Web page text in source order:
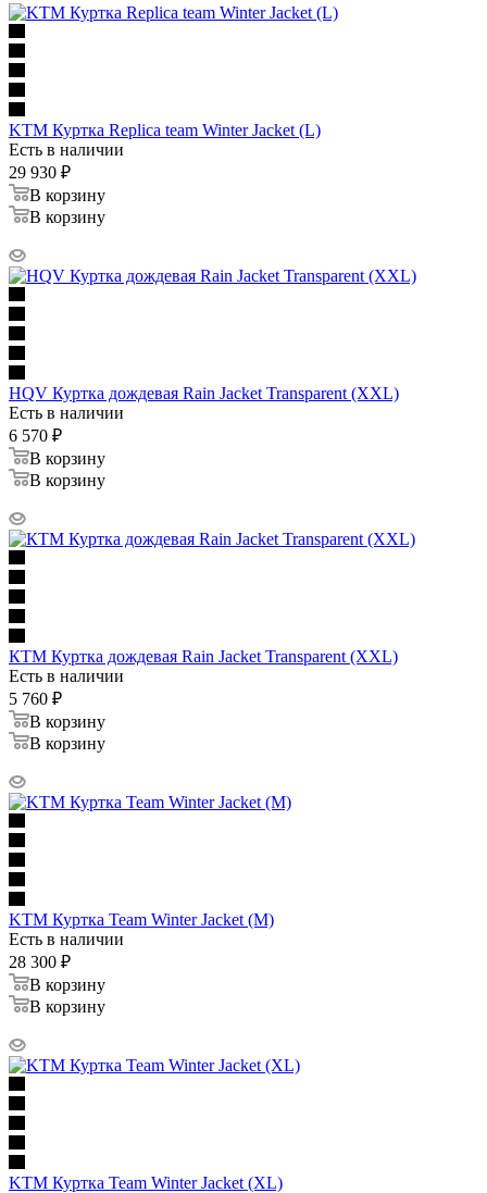
KTM Куртка Replica team Winter Jacket (L)
Есть в наличии
29 930 ₽
В корзину
В корзину
HQV Куртка дождевая Rain Jacket Transparent (XXL)
Есть в наличии
6 570 ₽
В корзину
В корзину
КТМ Куртка дождевая Rain Jacket Transparent (XXL)
Есть в наличии
5 760 ₽
В корзину
В корзину
KTM Куртка Team Winter Jacket (M)
Есть в наличии
28 300 ₽
В корзину
В корзину
KTM Куртка Team Winter Jacket (XL)